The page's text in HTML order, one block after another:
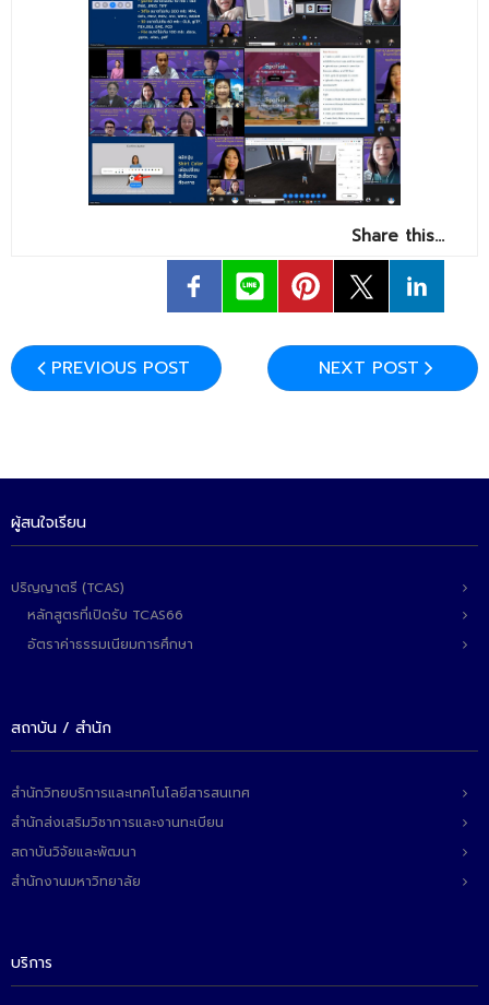
- ข่าวประชาสัมพันธ์
- กิจกรรม
- ข่าวประชาสัมพันธ์ภายนอก
- ทุน/สมัครงาน/ศึกษาต่อ
- การจัดการความรู้ (KM Scitech)
- ผลงาน/รางวัล
- งานวิจัย/นวัตกรรม
Share this…
PREVIOUS POST NEXT POST
ผู้สนใจเรียน
ปริญญาตรี (TCAS)
หลักสูตรที่เปิดรับ TCAS66
อัตราค่าธรรมเนียมการศึกษา
สถาบัน / สำนัก
สำนักวิทยบริการและเทคโนโลยีสารสนเทศ
สำนักส่งเสริมวิชาการและงานทะเบียน
สถาบันวิจัยและพัฒนา
สำนักงานมหาวิทยาลัย
บริการ